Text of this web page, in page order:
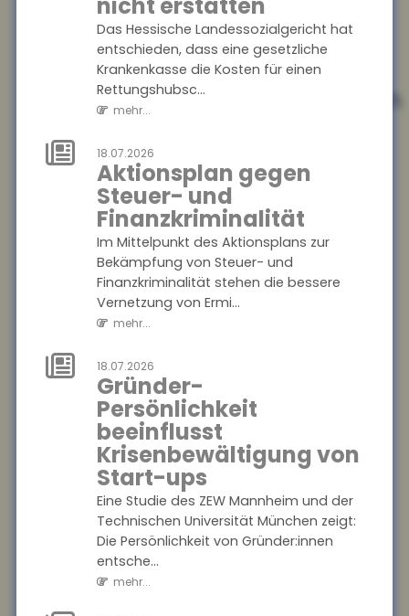
nicht erstatten
Das Hessische Landessozialgericht hat
entschieden, dass eine gesetzliche
Krankenkasse die Kosten für einen
Rettungshubsc...
mehr...
18.07.2026
Aktionsplan gegen
Steuer- und
Finanzkriminalität
Im Mittelpunkt des Aktionsplans zur
Bekämpfung von Steuer- und
Finanzkriminalität stehen die bessere
Vernetzung von Ermi...
mehr...
18.07.2026
Gründer-
Persönlichkeit
beeinflusst
Krisenbewältigung von
Start-ups
Eine Studie des ZEW Mannheim und der
Technischen Universität München zeigt:
Die Persönlichkeit von Gründer:innen
entsche...
mehr...
mehr...
21.07.2026
Internationaler
Informationsaustausch
soll
Steuerhinterziehung
bekämpfen
Die Bundesregierung will den
automatischen
Informationsaustausch über
digitale Plattformeinkünfte
auf Drittstaaten auswe...
Angehörigenpflege
im Alter kann
Rentenansprüche
mindern
Wer im späten Erwerbsleben
Angehörige pflegt, riskiert
später geringere
Rentenansprüche ?
besonders, wenn keine
zusätzli...
mehr...